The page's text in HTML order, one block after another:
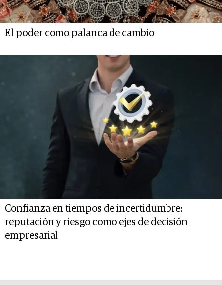
El poder como palanca de cambio
Confianza en tiempos de incertidumbre:
reputación y riesgo como ejes de decisión
empresarial